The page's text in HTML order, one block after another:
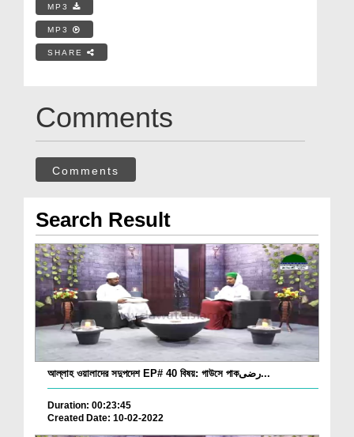
MP3
MP3
SHARE
Comments
Comments
Search Result
আল্লাহ ওয়ালাদের সদুপদেশ EP# 40 বিষয়: গাউসে পাকرضی...
Duration: 00:23:45
Created Date: 10-02-2022